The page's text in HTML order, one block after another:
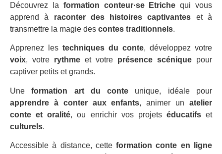
Découvrez la formation conteur·se Etriche qui vous
apprend à raconter des histoires captivantes et à
transmettre la magie des contes traditionnels.
Apprenez les techniques du conte, développez votre
voix, votre rythme et votre présence scénique pour
captiver petits et grands.
Uneformation art du conte unique, idéale pour
apprendre à conter aux enfants, animer unatelier
conte et oralité, ou enrichir vos projets éducatifset
culturels.
Accessible à distance, cetteformation conte en ligne